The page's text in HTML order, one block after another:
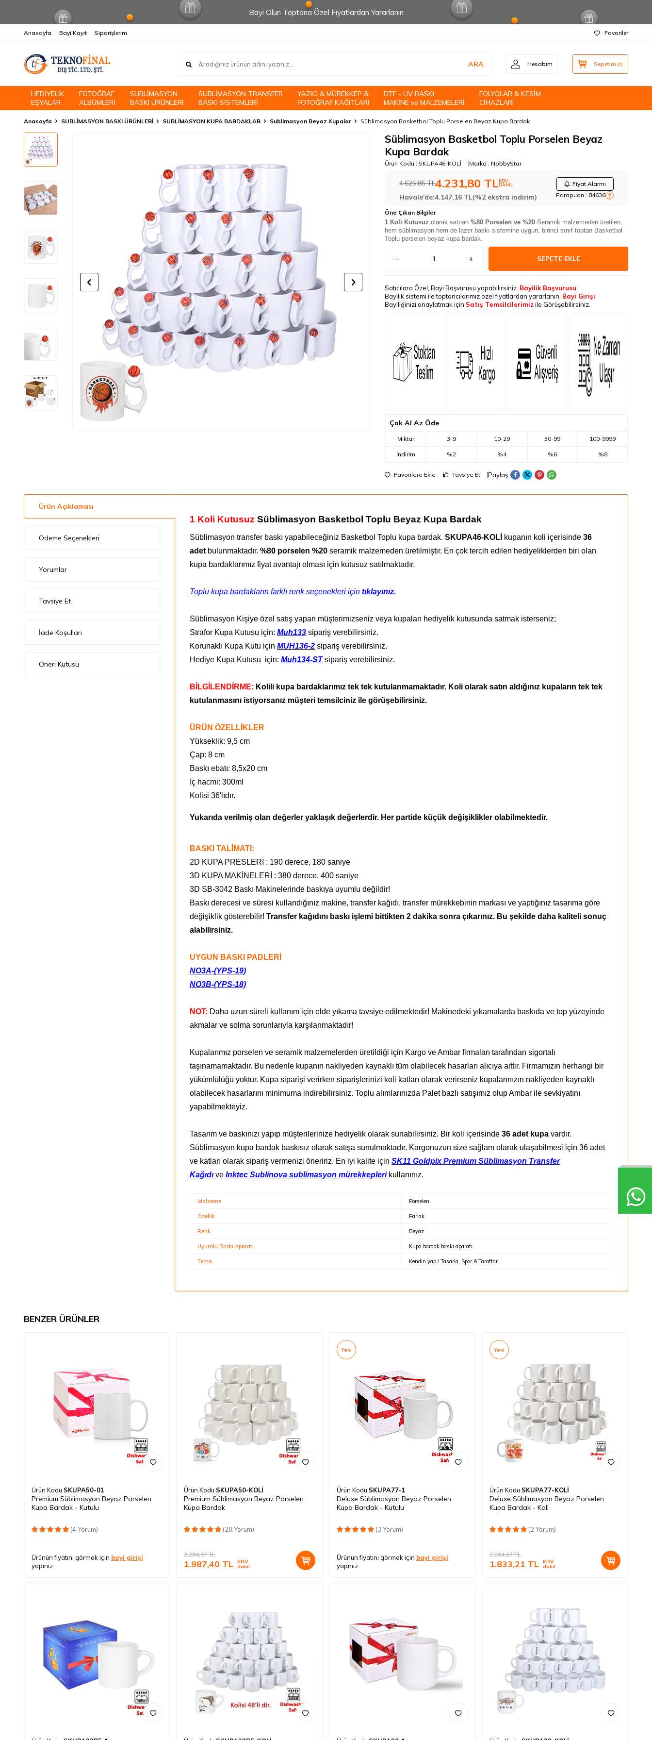
Bayi Olun Toptana Özel Fiyatlardan Yararlanın
Anasayfa Bayi Kayıt Siparişlerim Favoriler
ARA Hesabım Sepetim (0)
HEDİYELİK
EŞYALAR
FOTOĞRAF
ALBÜMLERİ
SUBLİMASYON
BASKI ÜRÜNLERİ
SUBLİMASYON TRANSFER
BASKI SİSTEMLERİ
YAZICI & MÜREKKEP &
FOTOĞRAF KAĞITLARI
DTF - UV BASKI
MAKİNE ve MALZEMELERİ
FOLYOLAR & KESİM
CİHAZLARI
Anasayfa SUBLİMASYON BASKI ÜRÜNLERİ SUBLİMASYON KUPA BARDAKLAR Sublimasyon Beyaz Kupalar Süblimasyon Basketbol Toplu Porselen Beyaz Kupa Bardak
Süblimasyon Basketbol Toplu Porselen Beyaz
Kupa Bardak
Ürün Kodu : SKUPA46-KOLİ Marka :NobbyStar
4.625,85TL4.231,80 TLKDV
DAHİL
Fiyat Alarmı
Parapuan : 84636 ?
Havale'de:4.147,16 TL(%2 ekstra indirim)
Öne Çıkan Bilgiler
1 Koli Kutusuz olarak satılan%80 Porselen ve %20 Seramik malzemeden üretilen,
hem süblimasyon hem de lazer baskı sistemine uygun, birinci sınıf toptan Basketbol
Toplu porselen beyaz kupa bardak.
SEPETE EKLE
Satıcılara Özel; Bayi Başvurusu yapabilirsiniz. Bayilik Başvurusu
Bayilik sistemi ile toptancılarımız özel fiyatlardan yararlanın. Bayi Girişi
Bayiliğinizi onaylatmak için Satış Temsilcilerimizile Görüşebilirsiniz.
Çok Al Az Öde
Miktar
İndirim
3-9
%2
10-29
%4
30-99
%6
100-9999
%8
Favorilere Ekle Tavsiye Et Paylaş
Ürün Açıklaması
Ödeme Seçenekleri
Yorumlar
Tavsiye Et
İade Koşulları
Öneri Kutusu
1 Koli Kutusuz Süblimasyon Basketbol Toplu Beyaz Kupa Bardak
Süblimasyon transfer baskı yapabileceğiniz Basketbol Toplu kupa bardak. SKUPA46-KOLİ kupanın koli içerisinde 36
adet bulunmaktadır.%80 porselen %20 seramik malzemeden üretilmiştir. En çok tercih edilen hediyeliklerden biri olan
kupa bardaklarımız fiyat avantajı olması için kutusuz satılmaktadır.
Toplu kupa bardakların farklı renk seçenekleri içintıklayınız.
Süblimasyon Kişiye özel satış yapan müşterimizseniz veya kupaları hediyelik kutusunda satmak isterseniz;
Strafor Kupa Kutusu için:Muh133 sipariş verebilirsiniz.
Korunaklı Kupa Kutu içinMUH136-2 sipariş verebilirsiniz.
Hediye Kupa Kutusu için:Muh134-ST sipariş verebilirsiniz.
BİLGİLENDİRME: Kolili kupa bardaklarımız tek tek kutulanmamaktadır. Koli olarak satın aldığınız kupaların tek tek
kutulanmasını istiyorsanız müşteri temsilciniz ile görüşebilirsiniz.
ÜRÜN ÖZELLİKLER
Yükseklik: 9,5 cm
Çap: 8 cm
Baskı ebatı: 8,5x20 cm
İç hacmi: 300ml
Kolisi 36'lıdır.
Yukarıda verilmiş olan değerler yaklaşık değerlerdir. Her partide küçük değişiklikler olabilmektedir.
BASKI TALİMATI:
2D KUPA PRESLERİ : 190 derece, 180 saniye
3D KUPA MAKİNELERİ : 380 derece, 400 saniye
3D SB-3042 Baskı Makinelerinde baskıya uyumlu değildir!
Baskı derecesi ve süresi kullandığınız makine, transfer kağıdı, transfer mürekkebinin markası ve yaptığınız tasarıma göre
değişiklik gösterebilir!Transfer kağıdını baskı işlemi bittikten 2 dakika sonra çıkarınız. Bu şekilde daha kaliteli sonuç
alabilirsiniz.
UYGUN BASKI PADLERİ
NO3A-(YPS-19)
NO3B-(YPS-18)
NOT: Daha uzun süreli kullanım için elde yıkama tavsiye edilmektedir! Makinedeki yıkamalarda baskıda ve top yüzeyinde
akmalar ve solma sorunlarıyla karşılanmaktadır!
Kupalarımız porselen ve seramik malzemelerden üretildiği için Kargo ve Ambar firmaları tarafından sigortalı
taşınamamaktadır. Bu nedenle kupanın nakliyeden kaynaklı tüm olabilecek hasarları alıcıya aittir. Firmamızın herhangi bir
yükümlülüğü yoktur. Kupa siparişi verirken siparişlerinizi koli katları olarak verirseniz kupalarınızın nakliyeden kaynaklı
olabilecek hasarlarını minimuma indirebilirsiniz. Toplu alımlarınızda Palet bazlı satışımız olup Ambar ile sevkiyatını
yapabilmekteyiz.
Tasarım ve baskınızı yapıp müşterilerinize hediyelik olarak sunabilirsiniz. Bir koli içerisinde36 adet kupa vardır.
Süblimasyon kupa bardak baskısız olarak satışa sunulmaktadır. Kargonuzun size sağlam olarak ulaşabilmesi için 36 adet
ve katları olarak sipariş vermenizi öneririz. En iyi kalite için SK11 Goldpix Premium Süblimasyon Transfer
Kağıdı ve Inktec Sublinova sublimasyon mürekkepleri kullanınız.
Malzeme Porselen
Özellik Parlak
Renk Beyaz
Uyumlu Baskı Aparatı Kupa bardak baskı aparatı
Tema Kendin yap / Tasarla, Spor & Taraftar
BENZER ÜRÜNLER
Ürün Kodu SKUPA50-01
Premium Süblimasyon Beyaz Porselen
Kupa Bardak - Kutulu
(4 Yorum)
Ürünün fiyatını görmek için bayi girişi
yapınız
Ürün Kodu SKUPA50-KOLİ
Premium Süblimasyon Beyaz Porselen
Kupa Bardak
(20 Yorum)
2.284,37TL
1.987,40 TL KDV
dahil
Yeni
Ürün Kodu SKUPA77-1
Deluxe Süblimasyon Beyaz Porselen
Kupa Bardak - Kutulu
(3 Yorum)
Ürünün fiyatını görmek için bayi girişi
yapınız
Yeni
Ürün Kodu SKUPA77-KOLİ
Deluxe Süblimasyon Beyaz Porselen
Kupa Bardak - Koli
(2 Yorum)
2.284,37TL
1.833,21 TL KDV
dahil